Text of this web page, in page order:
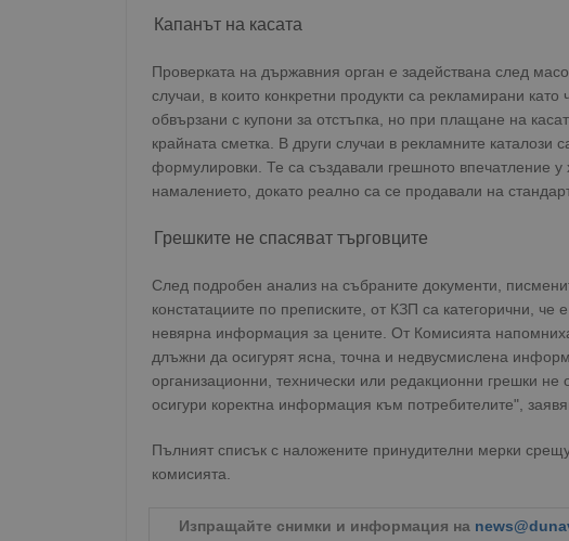
Капанът на касата
Проверката на държавния орган е задействана след
случаи, в които конкретни продукти са рекламирани
обвързани с купони за отстъпка, но при плащане на
крайната сметка. В други случаи в рекламните
формулировки. Те са създавали грешното впечатление у
намалението, докато реално са се продавали на
Грешките не спасяват търговците
След подробен анализ на събраните документи,
констатациите по преписките, от КЗП са категорични,
невярна информация за цените. От Комисията
длъжни да осигурят ясна, точна и недвусмислена
организационни, технически или редакционни грешки не
осигури коректна информация към потребителите",
Пълният списък с наложените принудителни мерки
комисията.
Изпращайте снимки и информация на